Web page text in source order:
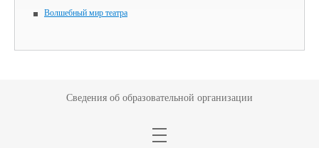
Волшебный мир театра
Сведения об образовательной организации